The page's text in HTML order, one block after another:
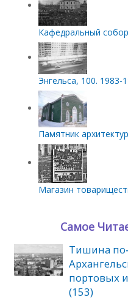
Кафедральный собор
Энгельса, 100. 1983-
Памятник
Магазин
Самое
Тишина
портовых
(153)